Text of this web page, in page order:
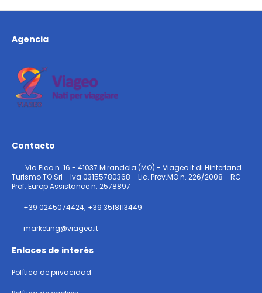
Agencia
Contacto
Via Pico n. 16 - 41037 Mirandola (MO) - Viageo.it di Hinterland
Turismo TO Srl - Iva 03155780368 - Lic. Prov.MO n. 226/2008 - RC
Prof. Europ Assistance n. 2578897
+39 0245074424; +39 3518113449
marketing@viageo.it
Enlaces de interés
Política de privacidad